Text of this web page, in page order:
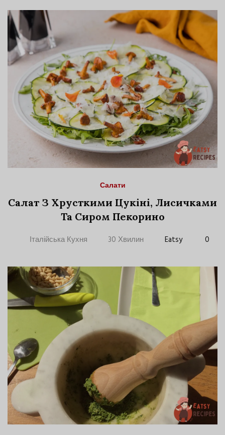
Салати
Салат З Хрусткими Цукіні, Лисичками
Та Сиром Пекорино
Італійська Кухня 30 Хвилин Eatsy 0